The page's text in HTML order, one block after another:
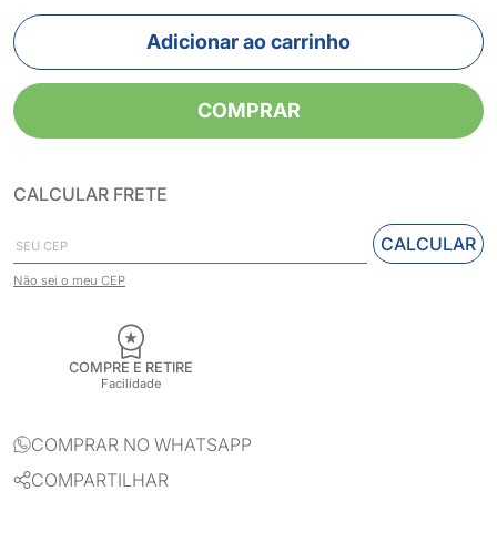
Adicionar ao carrinho
COMPRAR
CALCULAR FRETE
CALCULAR
Não sei o meu CEP
COMPRE E RETIRE
Facilidade
COMPRAR NO WHATSAPP
COMPARTILHAR